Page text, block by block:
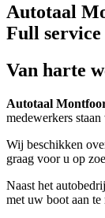
Autotaal
Full
Van harte
Autotaal
medewerkers
Wij beschikken
graag voor u op
Naast het
met uw boot aan te